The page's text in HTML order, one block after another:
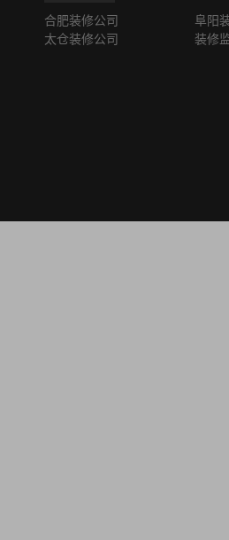
合肥装修公司 阜阳
太仓装修公司
装修